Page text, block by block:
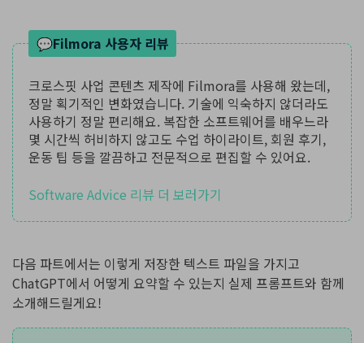
💬Filmora 사용자 리뷰
크로스핏 사업 콘텐츠 제작에 Filmora를 사용해 왔는데,
정말 획기적인 변화였습니다. 기술에 익숙하지 않더라도
사용하기 정말 편리해요. 복잡한 소프트웨어를 배우느라
몇 시간씩 허비하지 않고도 수업 하이라이트, 회원 후기,
운동 팁 등을 깔끔하고 전문적으로 편집할 수 있어요.
Software Advice 리뷰 더 보러가기
다음 파트에서는 이렇게 저장한 텍스트 파일을 가지고
ChatGPT에서 어떻게 요약할 수 있는지 실제 프롬프트와 함께
소개해드릴게요!